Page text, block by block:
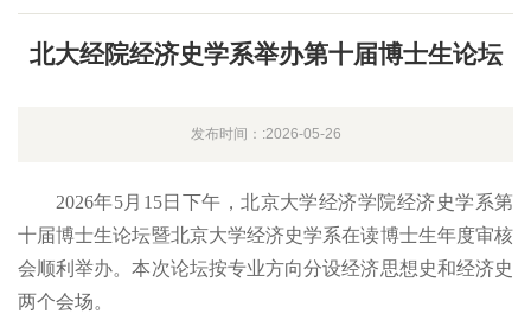
北大经院经济史学系举办第十届博士生论坛
发布时间：:2026-05-26
2026年5月15日下午，北京大学经济学院经济史学系第
十届博士生论坛暨北京大学经济史学系在读博士生年度审核
会顺利举办。本次论坛按专业方向分设经济思想史和经济史
两个会场。